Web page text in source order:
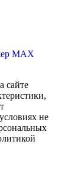
MAX
сайте
не